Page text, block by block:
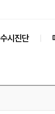
수시진단